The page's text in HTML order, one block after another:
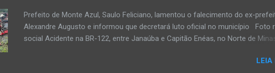
Prefeito de Monte Azul, Saulo Feliciano, lamentou o falecimento do ex-
Alexandre Augusto e informou que decretará luto oficial no município Foto
social Acidente na BR-122, entre Janaúba e Capitão Enéas, no Norte de Minas,
Augusto Fernandes de Oliveira, então prefeito de Monte Azul, durante
LEIA